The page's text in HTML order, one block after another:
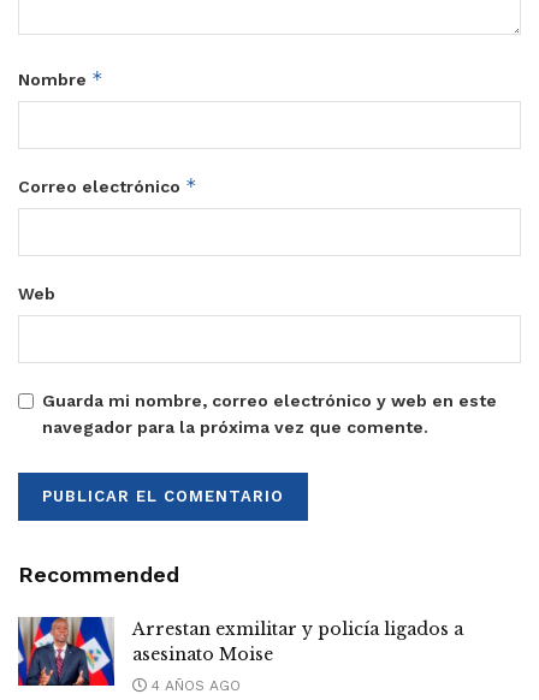
Nombre *
Correo electrónico *
Web
Guarda mi nombre, correo electrónico y web en este
navegador para la próxima vez que comente.
Recommended
Arrestan exmilitar y policía ligados a
asesinato Moise
4 AÑOS AGO